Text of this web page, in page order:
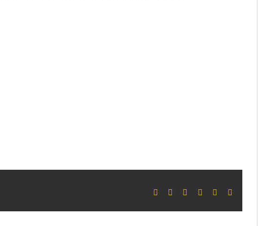
Facebook LinkedInWhatsApp
Xing